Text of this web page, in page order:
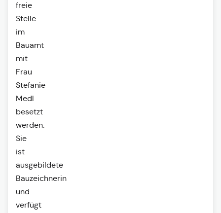
freie
Stelle
im
Bauamt
mit
Frau
Stefanie
Medl
besetzt
werden.
Sie
ist
ausgebildete
Bauzeichnerin
und
verfügt